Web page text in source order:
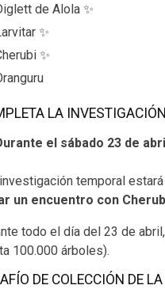
de Alola ✨
✨
✨
LA
el sábado 23 de
temporal
un encuentro con
todo el día del 23 de
100.000 árboles).
DE COLECCIÓN DE